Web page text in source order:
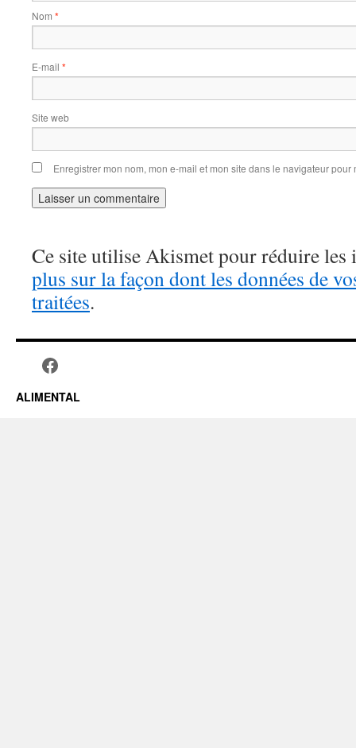
Nom *
E-mail *
Site web
Enregistrer mon nom, mon e-mail et mon site dans le navigateur
Ce site utilise Akismet pour réduire les
plus sur la façon dont les données de
traitées.
ALIMENTAL